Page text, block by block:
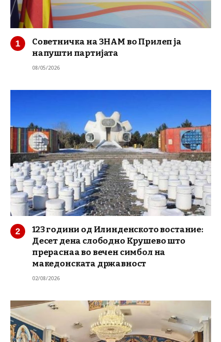
Советничка на ЗНАМ во Прилеп ја
напушти партијата
08/05/2026
123 години од Илинденското востание:
Десет дена слободно Крушево што
прераснаа во вечен симбол на
македонската државност
02/08/2026